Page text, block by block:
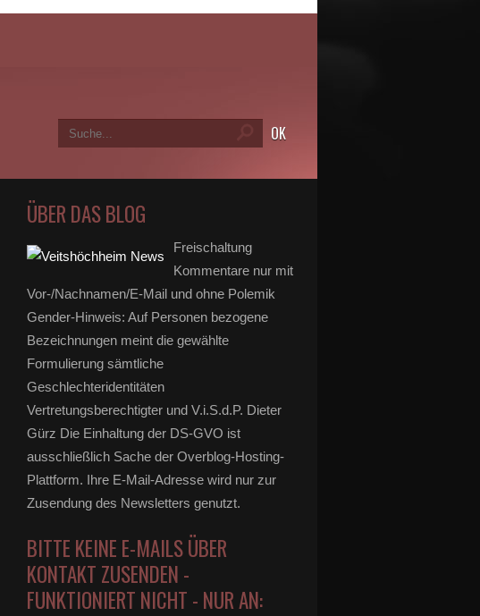
ÜBER DAS BLOG
Freischaltung
Kommentare nur mit
Vor-/Nachnamen/E-Mail und ohne Polemik
Gender-Hinweis: Auf Personen bezogene
Bezeichnungen meint die gewählte
Formulierung sämtliche
Geschlechteridentitäten
Vertretungsberechtigter und V.i.S.d.P. Dieter
Gürz Die Einhaltung der DS-GVO ist
ausschließlich Sache der Overblog-Hosting-
Plattform. Ihre E-Mail-Adresse wird nur zur
Zusendung des Newsletters genutzt.
BITTE KEINE E-MAILS ÜBER
KONTAKT ZUSENDEN -
FUNKTIONIERT NICHT - NUR AN: